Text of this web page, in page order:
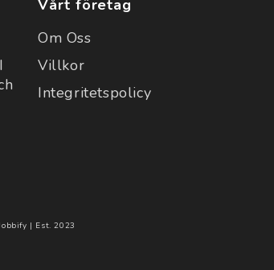
Vårt företag
Om Oss
Villkor
Integritetspolicy
| Est. 2023